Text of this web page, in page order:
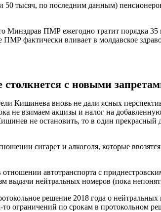
50 тысяч, по последним данным)
Минздрав ПМР ежегодно тратит порядка
фактически вливает в молдавское
с новыми
Кишинева вновь не дали ясных
не взимаем акцизы и налог на
не остановить, то в один
сигарет и алкоголя, которые
автотранспорта с
выдачи нейтральных номеров (пока
решение 2018 года о
ограничений по срокам в протокольном